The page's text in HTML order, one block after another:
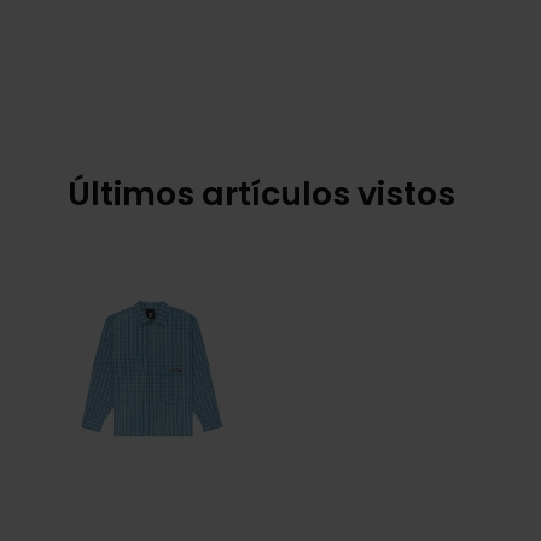
Últimos artículos vistos